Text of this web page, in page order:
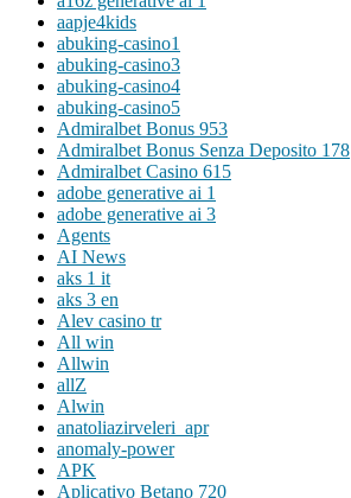
aapje4kids
abuking-casino1
abuking-casino3
abuking-casino4
abuking-casino5
Admiralbet Bonus 953
Admiralbet Bonus Senza Deposito 178
Admiralbet Casino 615
adobe generative ai 1
adobe generative ai 3
Agents
AI News
aks 1 it
aks 3 en
Alev casino tr
All win
Allwin
allZ
Alwin
anatoliazirveleri_apr
anomaly-power
APK
Aplicativo Betano 720